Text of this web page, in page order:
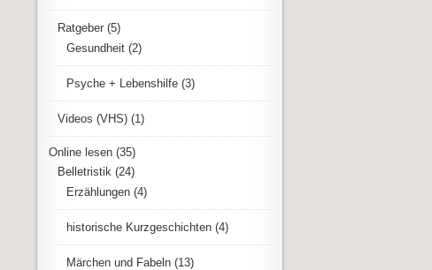
Ratgeber (5)
Gesundheit (2)
Psyche + Lebenshilfe (3)
Videos (VHS) (1)
Online lesen (35)
Belletristik (24)
Erzählungen (4)
historische Kurzgeschichten (4)
Märchen und Fabeln (13)